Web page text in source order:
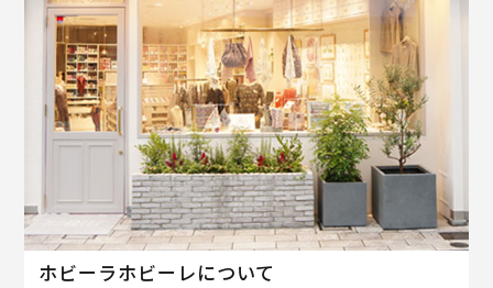
ホビーラホビーレについて